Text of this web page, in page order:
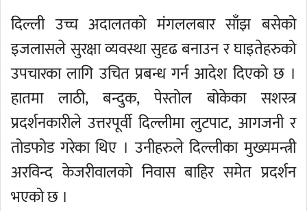
दिल्ली उच्च अदालतको मंगललबार साँझ बसेको
इजलासले सुरक्षा व्यवस्था सुदृढ बनाउन र घाइतेहरुको
उपचारका लागि उचित प्रबन्ध गर्न आदेश दिएको छ ।
हातमा लाठी, बन्दुक, पेस्तोल बोकेका सशस्त्र
प्रदर्शनकारीले उत्तरपूर्वी दिल्लीमा लुटपाट, आगजनी र
तोडफोड गरेका थिए । उनीहरुले दिल्लीका मुख्यमन्त्री
अरविन्द केजरीवालको निवास बाहिर समेत प्रदर्शन
भएको छ ।